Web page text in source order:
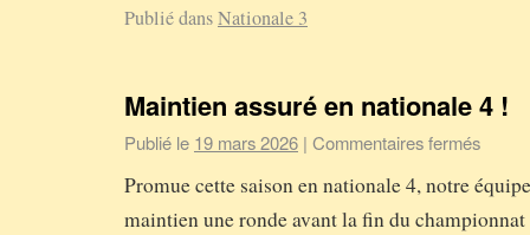
Publié dansNationale 3
Maintien assuré en nationale 4 !
Publié le 19 mars 2026 | Commentaires fermés
Promue cette saison en nationale 4, notre
maintien une ronde avant la fin du